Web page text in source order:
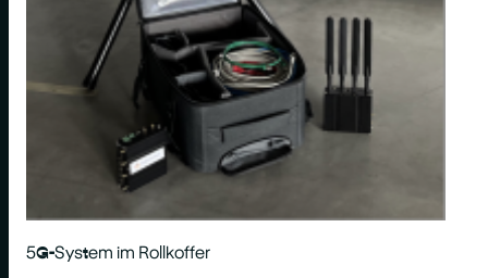
5G-System im Rollkoffer